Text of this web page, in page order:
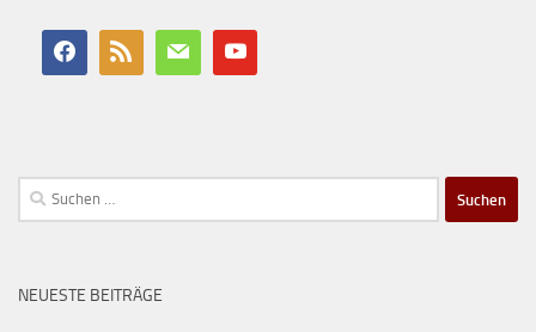
Suchen
nach:
NEUESTE BEITRÄGE